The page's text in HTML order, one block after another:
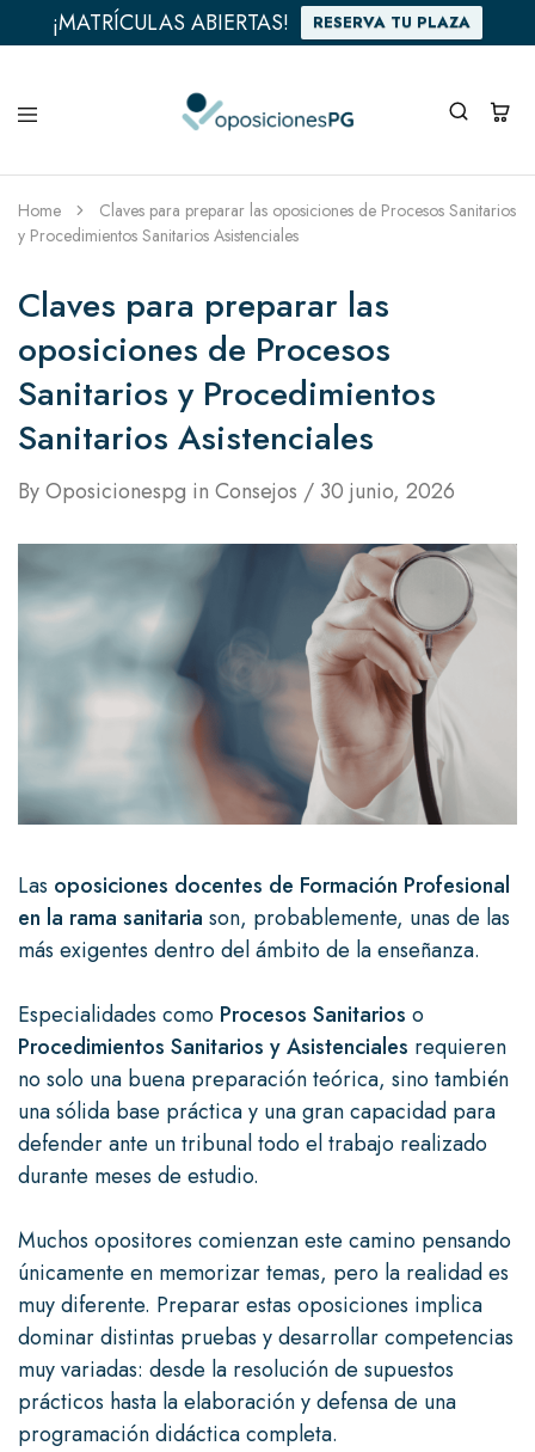
¡MATRÍCULAS ABIERTAS! RESERVA TU PLAZA
Home
Claves para preparar las oposiciones de Procesos Sanitarios
y Procedimientos Sanitarios Asistenciales
Claves para preparar las
oposiciones de Procesos
Sanitarios y Procedimientos
Sanitarios Asistenciales
ByOposicionespg in Consejos 30 junio, 2026
Las oposiciones docentes de Formación Profesional
en la rama sanitaria son, probablemente, unas de las
más exigentes dentro del ámbito de la enseñanza.
Especialidades como Procesos Sanitarios o
Procedimientos Sanitarios y Asistenciales requieren
no solo una buena preparación teórica, sino también
una sólida base práctica y una gran capacidad para
defender ante un tribunal todo el trabajo realizado
durante meses de estudio.
Muchos opositores comienzan este camino pensando
únicamente en memorizar temas, pero la realidad es
muy diferente. Preparar estas oposiciones implica
dominar distintas pruebas y desarrollar competencias
muy variadas: desde la resolución de supuestos
prácticos hasta la elaboración y defensa de una
programación didáctica completa.